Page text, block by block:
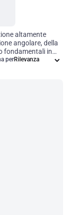
altamente
angolare, della
fondamentali in
nel movimento e
per